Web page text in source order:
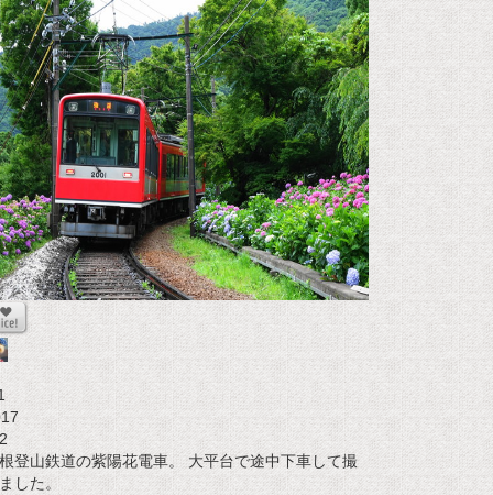
2
登山鉄道の紫陽花電車。 大平台で途中下車して撮
した。